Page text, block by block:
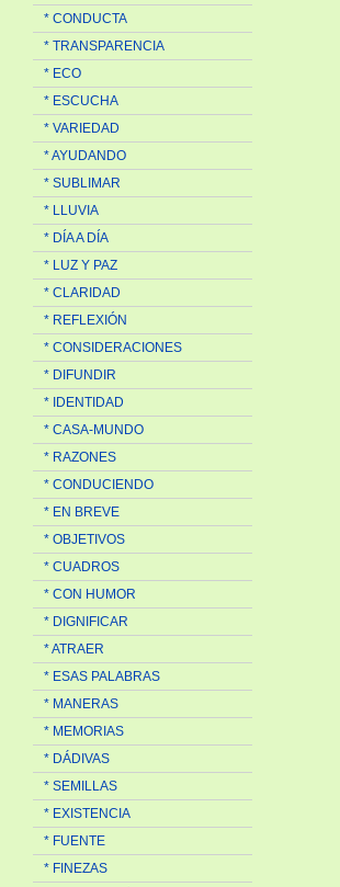
* CONDUCTA
* TRANSPARENCIA
* ECO
* ESCUCHA
* VARIEDAD
* AYUDANDO
* SUBLIMAR
* LLUVIA
* DÍA A DÍA
* LUZ Y PAZ
* CLARIDAD
* REFLEXIÓN
* CONSIDERACIONES
* DIFUNDIR
* IDENTIDAD
* CASA-MUNDO
* RAZONES
* CONDUCIENDO
* EN BREVE
* OBJETIVOS
* CUADROS
* CON HUMOR
* DIGNIFICAR
* ATRAER
* ESAS PALABRAS
* MANERAS
* MEMORIAS
* DÁDIVAS
* SEMILLAS
* EXISTENCIA
* FUENTE
* FINEZAS